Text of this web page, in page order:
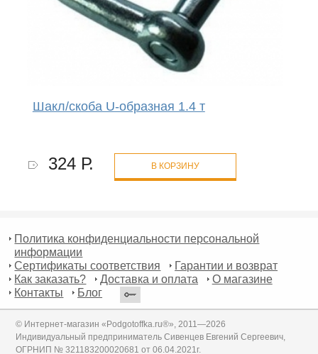
Шакл/скоба U-образная 1.4 т
324 Р. В КОРЗИНУ
Политика конфиденциальности персональной
информации
Сертификаты соответствия
Гарантии и возврат
Как заказать?
Доставка и оплата
О магазине
Контакты
Блог
© Интернет-магазин «Podgotoffka.ru®», 2011—2026
Индивидуальный предприниматель Сивенцев Евгений Сергеевич,
ОГРНИП № 321183200020681 от 06.04.2021г.